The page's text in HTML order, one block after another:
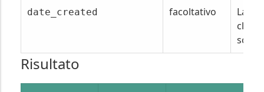
date_created facoltativo
La
Risultato